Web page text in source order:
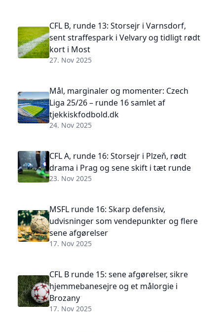
CFL B, runde 13: Storsejr i Varnsdorf,
sent straffespark i Velvary og tidligt rødt
kort i Most
27. Nov 2025
Mål, marginaler og momenter: Czech
Liga 25/26 – runde 16 samlet af
tjekkiskfodbold.dk
24. Nov 2025
CFL A, runde 16: Storsejr i Plzeň, rødt
drama i Prag og sene skift i tæt runde
23. Nov 2025
MSFL runde 16: Skarp defensiv,
udvisninger som vendepunkter og flere
sene afgørelser
17. Nov 2025
CFL B runde 15: sene afgørelser, sikre
hjemmebanesejre og et målorgie i
Brozany
17. Nov 2025